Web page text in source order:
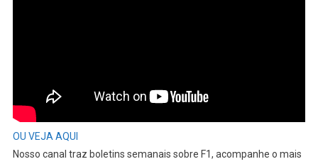
OU VEJA AQUI
Nosso canal traz boletins semanais sobre F1, acompanhe o mais